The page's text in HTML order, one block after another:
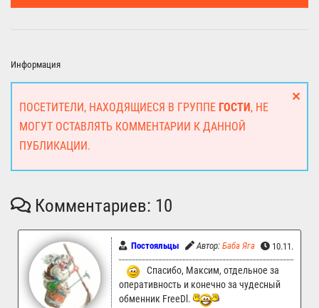
Информация
ПОСЕТИТЕЛИ, НАХОДЯЩИЕСЯ В ГРУППЕ ГОСТИ, НЕ
МОГУТ ОСТАВЛЯТЬ КОММЕНТАРИИ К ДАННОЙ
ПУБЛИКАЦИИ.
Комментариев: 10
Постояльцы Автор: Баба Яга 10.11.2024
Спасибо, Максим, отдельное за
оперативность и конечно за чудесный
обменник FreeDl.